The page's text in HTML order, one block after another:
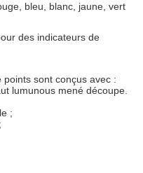
bleu, blanc, jaune, vert
des indicateurs de
sont conçus avec :
lumunous mené découpe.
;